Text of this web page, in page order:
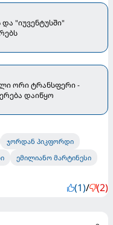
და "იუვენტუსში"
ორი ტრანსფერი -
დაიწყო
ჯორდან პიკფორდი
ემილიანო მარტინესი
(1)/ (2)